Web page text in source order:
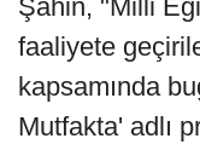
Şahin, "Milli
faaliyete
kapsamında
Mutfakta' adlı